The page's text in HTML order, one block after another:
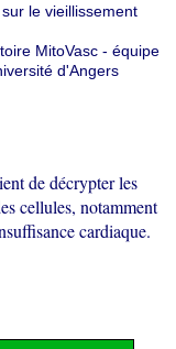
le vieillissement
MitoVasc - équipe
d'Angers
de décrypter les
cellules, notamment
cardiaque.